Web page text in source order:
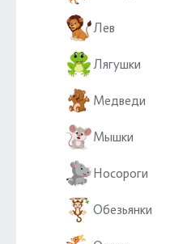
Лев
Лягушки
Медведи
Мышки
Носороги
Обезьянки